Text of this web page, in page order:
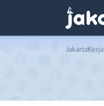
JakartaKerja